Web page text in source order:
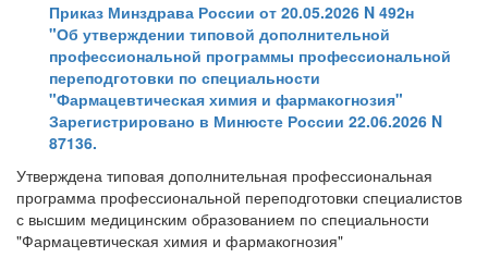
Приказ Минздрава России от 20.05.2026 N 492н
"Об утверждении типовой дополнительной
профессиональной программы профессиональной
переподготовки по специальности
"Фармацевтическая химия и фармакогнозия"
Зарегистрировано в Минюсте России 22.06.2026 N
87136.
Утверждена типовая дополнительная профессиональная
программа профессиональной переподготовки специалистов
с высшим медицинским образованием по специальности
"Фармацевтическая химия и фармакогнозия"